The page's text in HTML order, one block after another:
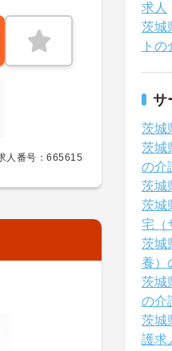
人番号：665615
求人
茨城
トの
サ
茨城
茨城
の介
茨城
茨城
宅（
茨城
養）
茨城
の介
茨城
護求